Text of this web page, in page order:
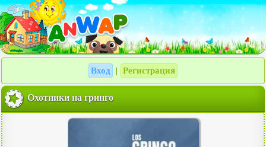
Вход Регистрация
Охотники на гринго